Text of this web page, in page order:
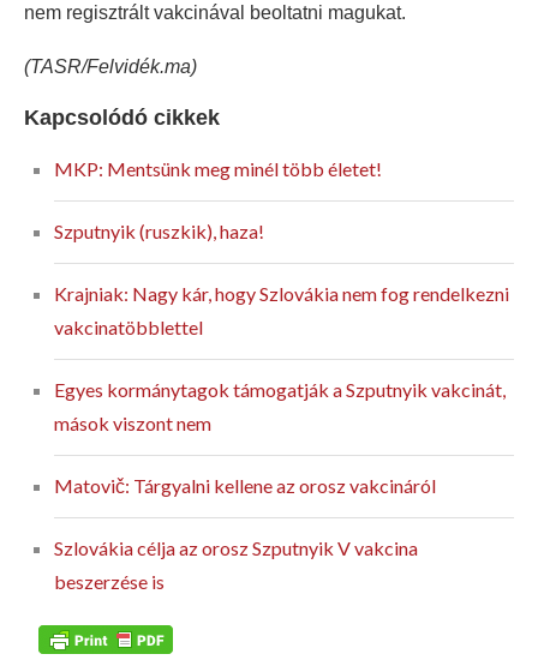
nem regisztrált vakcinával beoltatni magukat.
(TASR/Felvidék.ma)
Kapcsolódó cikkek
MKP: Mentsünk meg minél több életet!
Szputnyik (ruszkik), haza!
Krajniak: Nagy kár, hogy Szlovákia nem fog rendelkezni
vakcinatöbblettel
Egyes kormánytagok támogatják a Szputnyik vakcinát,
mások viszont nem
Matovič: Tárgyalni kellene az orosz vakcináról
Szlovákia célja az orosz Szputnyik V vakcina
beszerzése is